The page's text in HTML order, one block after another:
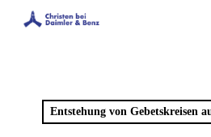
Entstehung von Gebetskreisen